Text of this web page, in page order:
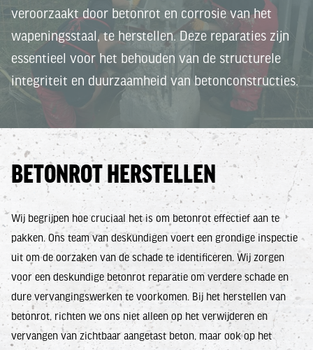
veroorzaakt door betonrot en corrosie van het
wapeningsstaal, te herstellen. Deze reparaties zijn
essentieel voor het behouden van de structurele
integriteit en duurzaamheid van betonconstructies.
BETONROT HERSTELLEN
Wij begrijpen hoe cruciaal het is om betonrot effectief aan te
pakken. Ons team van deskundigen voert een grondige inspectie
uit om de oorzaken van de schade te identificeren. Wij zorgen
voor een deskundige betonrot reparatie om verdere schade en
dure vervangingswerken te voorkomen. Bij het herstellen van
betonrot, richten we ons niet alleen op het verwijderen en
vervangen van zichtbaar aangetast beton, maar ook op het